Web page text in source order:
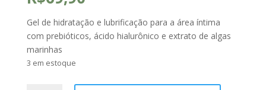
Gel de hidratação e lubrificação para a área íntima
com prebióticos, ácido hialurônico e extrato de algas
marinhas
3 em estoque